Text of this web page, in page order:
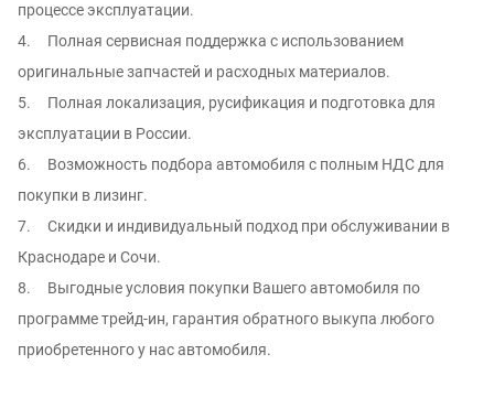
процессе эксплуатации.
4. Полная сервисная поддержка с использованием
оригинальные запчастей и расходных материалов.
5. Полная локализация, русификация и подготовка для
эксплуатации в России.
6. Возможность подбора автомобиля с полным НДС для
покупки в лизинг.
7. Скидки и индивидуальный подход при обслуживании в
Краснодаре и Сочи.
8. Выгодные условия покупки Вашего автомобиля по
программе трейд-ин, гарантия обратного выкупа любого
приобретенного у нас автомобиля.